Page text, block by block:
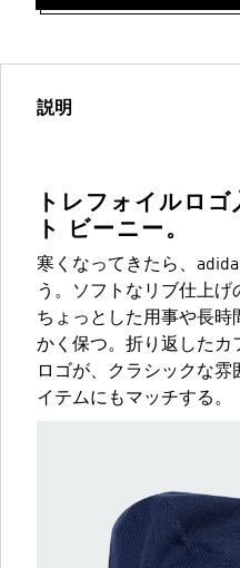
説明
トレフォイルロ
ト ビーニー。
寒くなってきたら、
う。ソフトなリブ仕上
ちょっとした用事や長時
かく保つ。折り返したカ
ロゴが、クラシックな
イテムにもマッチする。